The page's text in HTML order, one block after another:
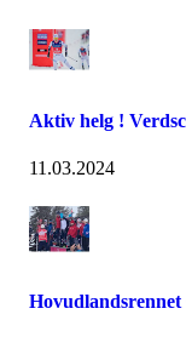
Aktiv helg !
11.03.2024